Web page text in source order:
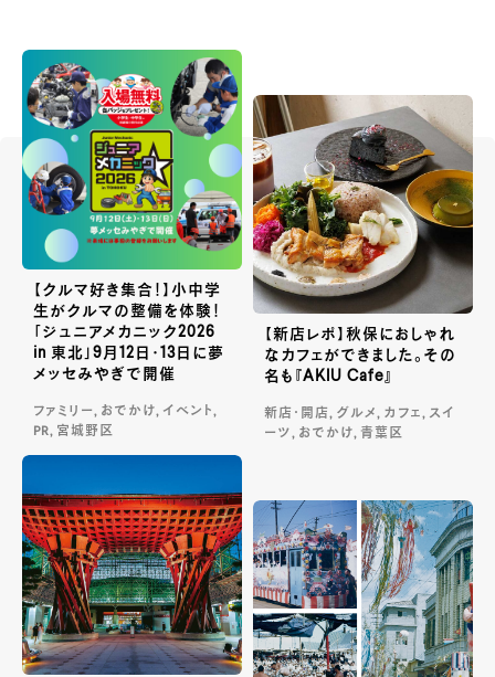
【クルマ好き集合！】小中学
生がクルマの整備を体験！
「ジュニアメカニック2026
in 東北」9月12日・13日に夢
メッセみやぎで開催
ファミリー, おでかけ, イベント,
PR, 宮城野区
【新店レポ】秋保におしゃれ
なカフェができました。その
名も『AKIU Cafe』
新店・開店, グルメ, カフェ, スイ
ーツ, おでかけ, 青葉区